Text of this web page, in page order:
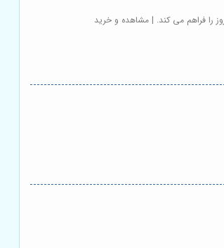
را فراهم می کند. | مشاهده و خرید